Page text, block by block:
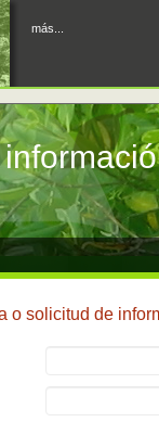
más...
o solicitud de